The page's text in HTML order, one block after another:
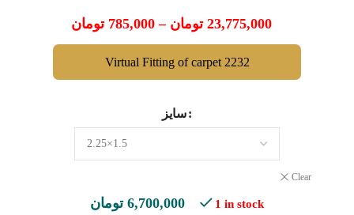
785,000 تومان – 23,775,000 تومان
Virtual Fitting of carpet 2232
سایز
Clear
6,700,000 تومان 1 in stock